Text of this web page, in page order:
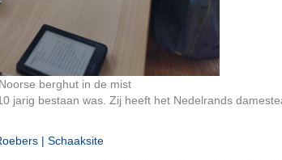
berghut in de mist
jarig bestaan was. Zij heeft het Nedelrands
| Schaaksite